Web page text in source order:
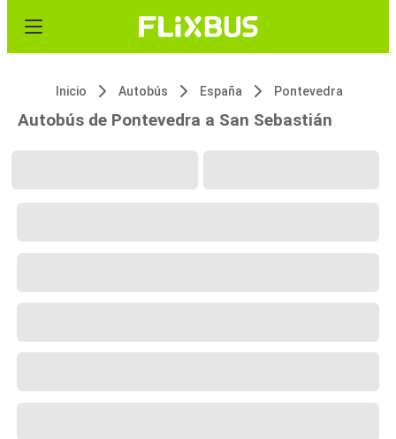
Inicio Autobús España Pontevedra
Autobús de Pontevedra a San Sebastián